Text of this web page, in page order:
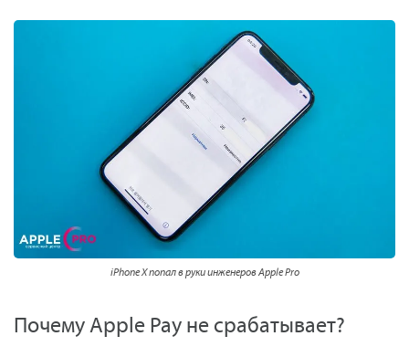
iPhone X попал в руки инженеров Apple Pro
Почему Apple Pay не срабатывает?